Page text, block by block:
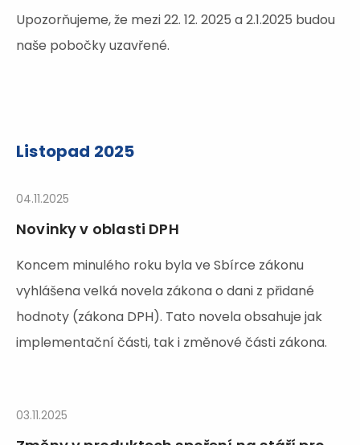
Upozorňujeme, že mezi 22. 12. 2025 a 2.1.2025 budou
naše pobočky uzavřené.
Listopad 2025
04.11.2025
Novinky v oblasti DPH
Koncem minulého roku byla ve Sbírce zákonu
vyhlášena velká novela zákona o dani z přidané
hodnoty (zákona DPH). Tato novela obsahuje jak
implementační části, tak i změnové části zákona.
03.11.2025